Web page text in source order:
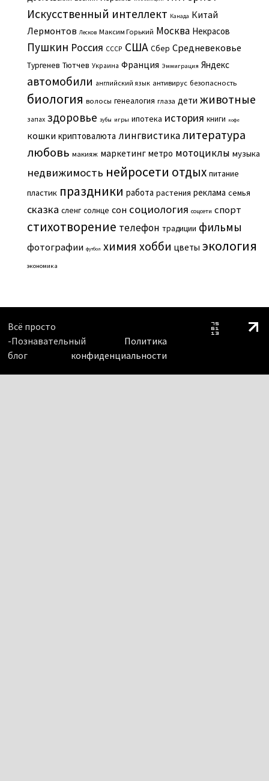
Искусственный интеллект Канада Китай
Лермонтов Лесков Максим Горький Москва Некрасов
Пушкин Россия СССР США Сбер Средневековье
Тургенев Тютчев Украина Франция Эммиграция Яндекс
автомобили английский язык антивирус безопасность
биология волосы генеалогия глаза дети животные
запах здоровье зубы игры ипотека история книги кофе
кошки криптовалюта лингвистикалитература
любовь макияж маркетинг метро мотоциклы музыка
недвижимость нейросети отдых питание
пластик праздники работа растения реклама семья
сказка сленг солнце сон социология соцсети спорт
стихотворение телефон традиции фильмы
фотографии футбол химия хобби цветы экология
экономика
Всё просто
-Познавательный
блог
Политика
конфиденциальности